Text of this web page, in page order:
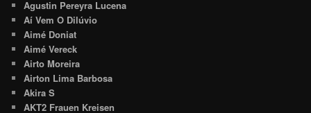
Agustin Pereyra Lucena
Aí Vem O Dilúvio
Aimé Doniat
Aimé Vereck
Airto Moreira
Airton Lima Barbosa
Akira S
AKT2 Frauen Kreisen